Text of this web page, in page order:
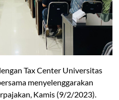
Tax Center Universitas
menyelenggarakan
Kamis (9/2/2023).